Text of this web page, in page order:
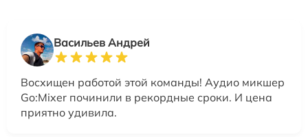
Васильев Андрей
Восхищен работой этой команды! Аудио микшер
Go:Mixer починили в рекордные сроки. И цена
приятно удивила.